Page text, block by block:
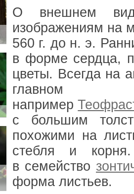
О внешнем
изображениям на
560 г. до н. э.
в форме сердца,
цветы. Всегда на
главном
например
с большим
похожими на
стебля и
в семейство
форма листьев.